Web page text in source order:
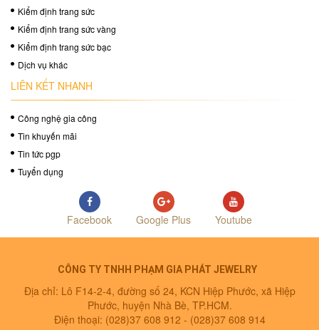
Kiểm định trang sức
Kiểm định trang sức vàng
Kiểm định trang sức bạc
Dịch vụ khác
LIÊN KẾT NHANH
Công nghệ gia công
Tin khuyến mãi
Tin tức pgp
Tuyển dụng
Facebook Google Plus Youtube
CÔNG TY TNHH PHẠM GIA PHÁT JEWELRY
Địa chỉ: Lô F14-2-4, đường số 24, KCN Hiệp Phước, xã Hiệp
Phước, huyện Nhà Bè, TP.HCM.
Điện thoại: (028)37 608 912 - (028)37 608 914